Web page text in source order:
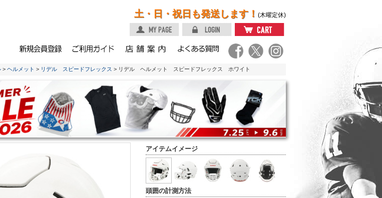
土・日・祝日も発送します！ (木曜定休)
> ヘルメット > リデル スピードフレックス > リデル ヘルメット スピードフレックス ホワイト
アイテムイメージ
頭囲の計測方法